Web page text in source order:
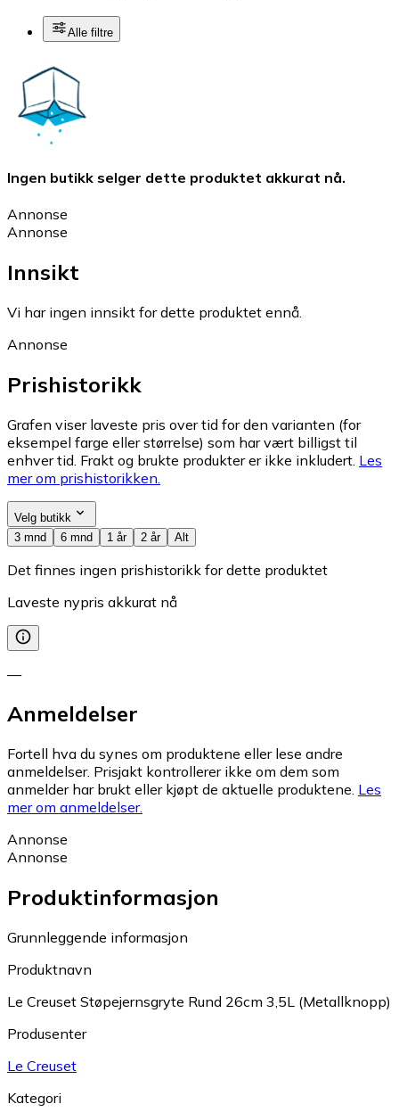
Alle filtre
Ingen butikk selger dette produktet akkurat nå.
Annonse
Annonse
Innsikt
Vi har ingen innsikt for dette produktet ennå.
Annonse
Prishistorikk
Grafen viser laveste pris over tid for den varianten (for
eksempel farge eller størrelse) som har vært billigst til
enhver tid. Frakt og brukte produkter er ikke inkludert. Les
mer om prishistorikken.
Velg butikk
3 mnd
6 mnd 1 år 2 år Alt
Det finnes ingen prishistorikk for dette produktet
Laveste nypris akkurat nå
—
Anmeldelser
Fortell hva du synes om produktene eller lese andre
anmeldelser. Prisjakt kontrollerer ikke om dem som
anmelder har brukt eller kjøpt de aktuelle produktene. Les
mer om anmeldelser.
Annonse
Annonse
Produktinformasjon
Grunnleggende informasjon
Produktnavn
Le Creuset Støpejernsgryte Rund 26cm 3,5L (Metallknopp)
Produsenter
Le Creuset
Kategori